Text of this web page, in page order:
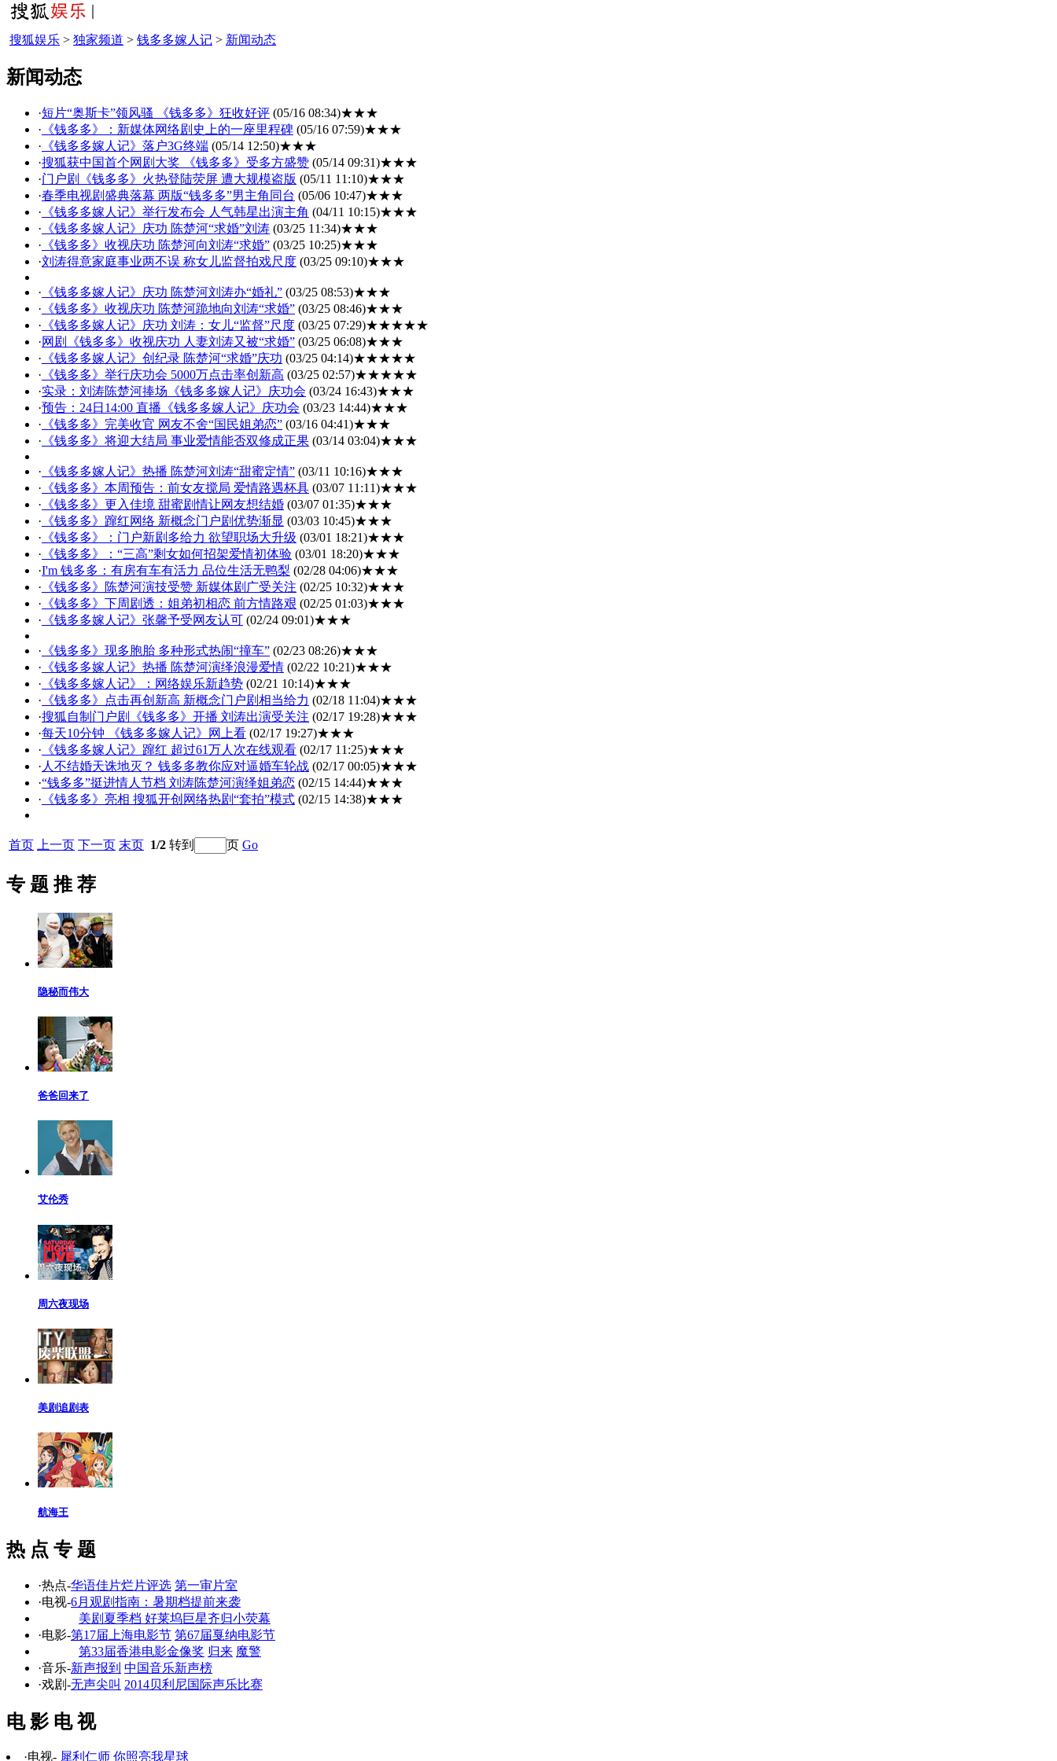
搜狐娱乐 > 独家频道 > 钱多多嫁人记 > 新闻动态
新闻动态
·短片“奥斯卡”领风骚 《钱多多》狂收好评 (05/16 08:34)★★★
· 《钱多多》：新媒体网络剧史上的一座里程碑 (05/16 07:59)★★★
· 《钱多多嫁人记》落户3G终端 (05/14 12:50)★★★
·搜狐获中国首个网剧大奖 《钱多多》受多方盛赞 (05/14 09:31)★★★
·门户剧《钱多多》火热登陆荧屏 遭大规模盗版 (05/11 11:10)★★★
·春季电视剧盛典落幕 两版“钱多多”男主角同台 (05/06 10:47)★★★
· 《钱多多嫁人记》举行发布会 人气韩星出演主角 (04/11 10:15)★★★
· 《钱多多嫁人记》庆功 陈楚河“求婚”刘涛 (03/25 11:34)★★★
· 《钱多多》收视庆功 陈楚河向刘涛“求婚” (03/25 10:25)★★★
·刘涛得意家庭事业两不误 称女儿监督拍戏尺度 (03/25 09:10)★★★
· 《钱多多嫁人记》庆功 陈楚河刘涛办“婚礼” (03/25 08:53)★★★
· 《钱多多》收视庆功 陈楚河跪地向刘涛“求婚” (03/25 08:46)★★★
· 《钱多多嫁人记》庆功 刘涛：女儿“监督”尺度 (03/25 07:29)★★★★★
·网剧《钱多多》收视庆功 人妻刘涛又被“求婚” (03/25 06:08)★★★
· 《钱多多嫁人记》创纪录 陈楚河“求婚”庆功 (03/25 04:14)★★★★★
· 《钱多多》举行庆功会 5000万点击率创新高 (03/25 02:57)★★★★★
·实录：刘涛陈楚河捧场《钱多多嫁人记》庆功会 (03/24 16:43)★★★
·预告：24日14:00 直播《钱多多嫁人记》庆功会 (03/23 14:44)★★★
· 《钱多多》完美收官 网友不舍“国民姐弟恋” (03/16 04:41)★★★
· 《钱多多》将迎大结局 事业爱情能否双修成正果 (03/14 03:04)★★★
· 《钱多多嫁人记》热播 陈楚河刘涛“甜蜜定情” (03/11 10:16)★★★
· 《钱多多》本周预告：前女友搅局 爱情路遇杯具 (03/07 11:11)★★★
· 《钱多多》更入佳境 甜蜜剧情让网友想结婚 (03/07 01:35)★★★
· 《钱多多》蹿红网络 新概念门户剧优势渐显 (03/03 10:45)★★★
· 《钱多多》：门户新剧多给力 欲望职场大升级 (03/01 18:21)★★★
· 《钱多多》：“三高”剩女如何招架爱情初体验 (03/01 18:20)★★★
·I'm 钱多多：有房有车有活力 品位生活无鸭梨 (02/28 04:06)★★★
· 《钱多多》陈楚河演技受赞 新媒体剧广受关注 (02/25 10:32)★★★
· 《钱多多》下周剧透：姐弟初相恋 前方情路艰 (02/25 01:03)★★★
· 《钱多多嫁人记》张馨予受网友认可 (02/24 09:01)★★★
· 《钱多多》现多胞胎 多种形式热闹“撞车” (02/23 08:26)★★★
· 《钱多多嫁人记》热播 陈楚河演绎浪漫爱情 (02/22 10:21)★★★
· 《钱多多嫁人记》：网络娱乐新趋势 (02/21 10:14)★★★
· 《钱多多》点击再创新高 新概念门户剧相当给力 (02/18 11:04)★★★
·搜狐自制门户剧《钱多多》开播 刘涛出演受关注 (02/17 19:28)★★★
·每天10分钟 《钱多多嫁人记》网上看 (02/17 19:27)★★★
· 《钱多多嫁人记》蹿红 超过61万人次在线观看 (02/17 11:25)★★★
· 人不结婚天诛地灭？ 钱多多教你应对逼婚车轮战 (02/17 00:05)★★★
·“钱多多”挺进情人节档 刘涛陈楚河演绎姐弟恋 (02/15 14:44)★★★
· 《钱多多》亮相 搜狐开创网络热剧“套拍”模式 (02/15 14:38)★★★
首页 上一页 下一页 末页 1/2 转到 页 Go
专 题 推 荐
隐秘而伟大
爸爸回来了
艾伦秀
周六夜现场
美剧追剧表
航海王
热 点 专 题
·热点-华语佳片烂片评选 第一审片室
·电视-6月观剧指南：暑期档提前来袭
美剧夏季档 好莱坞巨星齐归小荧幕
·电影-第17届上海电影节 第67届戛纳电影节
第33届香港电影金像奖 归来 魔警
·音乐-新声报到 中国音乐新声榜
·戏剧-无声尖叫 2014贝利尼国际声乐比赛
电 影 电 视
·电视- 犀利仁师 你照亮我星球